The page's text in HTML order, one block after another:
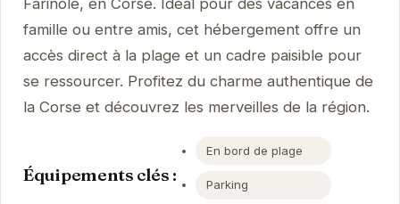
famille ou entre amis, cet hébergement offre un
accès direct à la plage et un cadre paisible pour
se ressourcer. Profitez du charme authentique de
la Corse et découvrez les merveilles de la région.
Équipements clés :
En bord de plage
Parking